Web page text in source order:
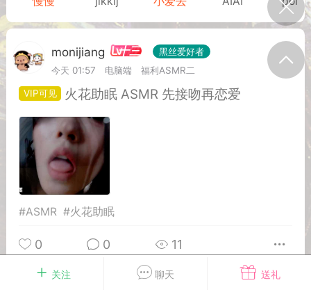
每日打卡
04-08 13:11
电脑端
告】不会解压&&网站帮助看这里&&
程&&VIP介绍
：由于采用了特殊的压缩方式，所以盗
压软件是无法解压本站压缩包的。 推荐
关注 聊天 送礼
monijiang 十三
黑丝爱好者
今天 01:57
电脑端 福利ASMR二
火花助眠 ASMR 先接吻再恋爱
#ASMR #火花助眠
0 0 11